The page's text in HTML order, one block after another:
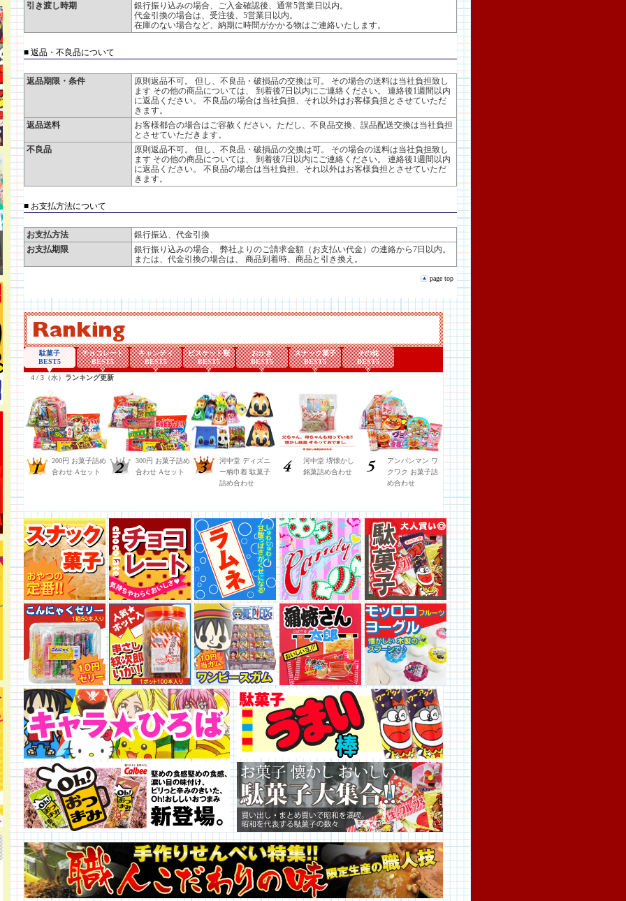
引き渡し時期
銀行振り込みの場合、ご入金確認後、通常5営業日以内。
代金引換の場合は、受注後、5営業日以内。
在庫のない場合など、納期に時間がかかる物はご連絡いたします。
■ 返品・不良品について
返品期限・条件
原則返品不可。 但し、不良品・破損品の交換は可。 その場合の送料は当社負担致し
ます その他の商品については、 到着後7日以内にご連絡ください。 連絡後1週間以内
に返品ください。 不良品の場合は当社負担、それ以外はお客様負担とさせていただ
きます。
返品送料
お客様都合の場合はご容赦ください。ただし、不良品交換、誤品配送交換は当社負担
とさせていただきます。
不良品
原則返品不可。 但し、不良品・破損品の交換は可。 その場合の送料は当社負担致し
ます その他の商品については、 到着後7日以内にご連絡ください。 連絡後1週間以内
に返品ください。 不良品の場合は当社負担、それ以外はお客様負担とさせていただ
きます。
■ お支払方法について
お支払方法
銀行振込、代金引換
お支払期限
銀行振り込みの場合、 弊社よりのご請求金額（お支払い代金）の連絡から7日以内。
または、代金引換の場合は、 商品到着時、商品と引き換え。
page top